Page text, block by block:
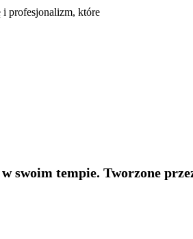
i profesjonalizm, które
swoim tempie. Tworzone